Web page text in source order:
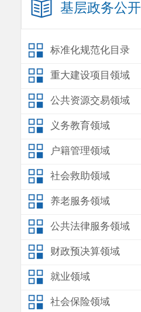
基层政务公开
标准化规范化目录
重大建设项目领域
公共资源交易领域
义务教育领域
户籍管理领域
社会救助领域
养老服务领域
公共法律服务领域
财政预决算领域
就业领域
社会保险领域